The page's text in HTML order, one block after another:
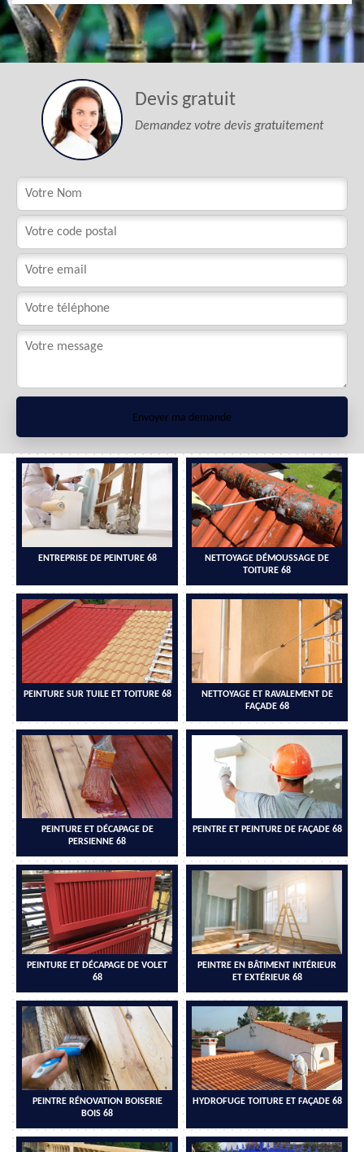
Devis gratuit
Demandez votre devis gratuitement
ENTREPRISE DE PEINTURE 68
NETTOYAGE DÉMOUSSAGE DE
TOITURE 68
PEINTURE SUR TUILE ET TOITURE 68
NETTOYAGE ET RAVALEMENT DE
FAÇADE 68
PEINTURE ET DÉCAPAGE DE
PERSIENNE 68
PEINTRE ET PEINTURE DE FAÇADE 68
PEINTURE ET DÉCAPAGE DE VOLET
68
PEINTRE EN BÂTIMENT INTÉRIEUR
ET EXTÉRIEUR 68
PEINTRE RÉNOVATION BOISERIE
BOIS 68
HYDROFUGE TOITURE ET FAÇADE 68